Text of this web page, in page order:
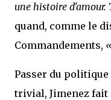
une histoire d'amour.
quand, comme le
Commandements,
Passer du politique
trivial, Jimenez fait